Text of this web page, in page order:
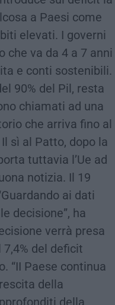
a Paesi come
elevati. I governi
che va da 4 a 7 anni
e conti sostenibili.
90% del Pil, resta
chiamati ad una
che arriva fino al
sì al Patto, dopo la
tuttavia l’Ue ad
notizia. Il 19
ai dati
decisione”, ha
verrà presa
7,4% del deficit
“II Paese continua
della
della